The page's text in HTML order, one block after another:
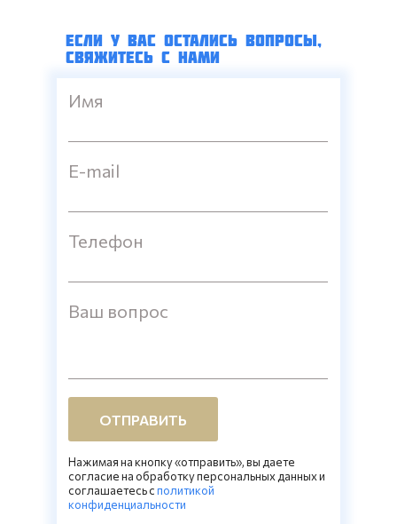
ЕСЛИ У ВАС ОСТАЛИСЬ ВОПРОСЫ,
СВЯЖИТЕСЬ С НАМИ
Имя
E-mail
Телефон
Ваш вопрос
ОТПРАВИТЬ
Нажимая на кнопку «отправить», вы даете
согласие на обработку персональных данных и
соглашаетесь cполитикой
конфиденциальности